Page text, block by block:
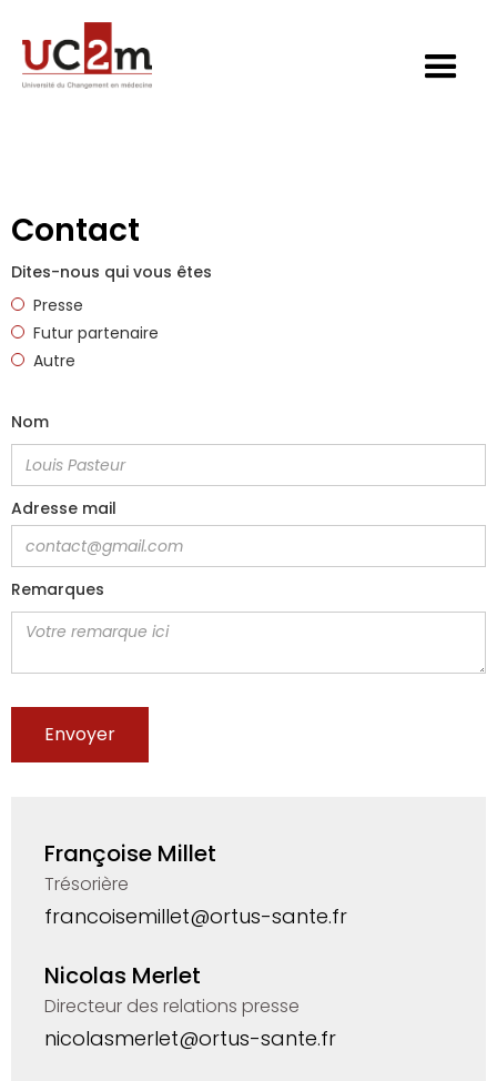
Contact
Dites-nous qui vous êtes
Presse
Futur partenaire
Autre
Nom
Adresse mail
Remarques
Françoise Millet
Trésorière
francoisemillet@ortus-sante.fr
Nicolas Merlet
Directeur des relations presse
nicolasmerlet@ortus-sante.fr